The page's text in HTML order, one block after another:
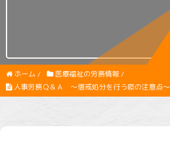
ホーム / 医療福祉の労務情報/
人事労務Ｑ＆Ａ ～懲戒処分を行う際の注意点～